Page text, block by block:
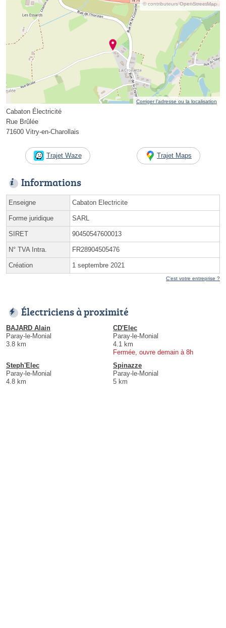
© contributeurs OpenStreetMap
Corriger l’adresse ou la localisation
Cabaton Électricité
Rue Brûlée
71600 Vitry-en-Charollais
Trajet Waze Trajet Maps
Informations
Enseigne Cabaton Electricite
Forme juridique SARL
SIRET 90450547600013
N° TVA Intra. FR28904505476
Création 1 septembre 2021
C'est votre entreprise ?
Électriciens à proximité
BAJARD Alain
Paray-le-Monial
3.8 km
CD'Elec
Paray-le-Monial
4.1 km
Fermée, ouvre demain à 8h
Steph'Elec
Paray-le-Monial
4.8 km
Spinazze
Paray-le-Monial
5 km